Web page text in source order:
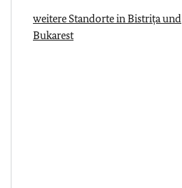
weitere Standorte in Bistrițaund
Bukarest